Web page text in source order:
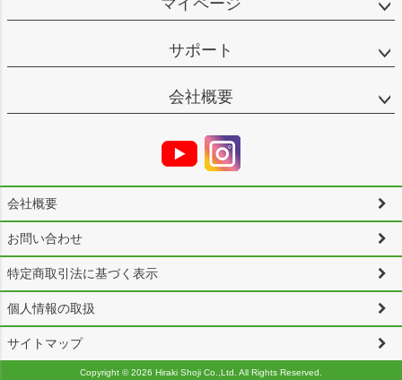
サポート
会社概要
会社概要
お問い合わせ
特定商取引法に基づく表示
個人情報の取扱
サイトマップ
Copyright ©2026 Hiraki Shoji Co.,Ltd. All Rights Reserved.